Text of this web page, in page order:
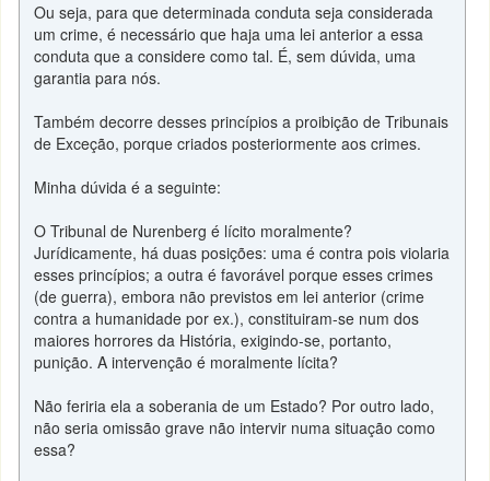
Ou seja, para que determinada conduta seja considerada
um crime, é necessário que haja uma lei anterior a essa
conduta que a considere como tal. É, sem dúvida, uma
garantia para nós.
Também decorre desses princípios a proibição de Tribunais
de Exceção, porque criados posteriormente aos crimes.
Minha dúvida é a seguinte:
O Tribunal de Nurenberg é lícito moralmente?
Jurídicamente, há duas posições: uma é contra pois violaria
esses princípios; a outra é favorável porque esses crimes
(de guerra), embora não previstos em lei anterior (crime
contra a humanidade por ex.), constituiram-se num dos
maiores horrores da História, exigindo-se, portanto,
punição. A intervenção é moralmente lícita?
Não feriria ela a soberania de um Estado? Por outro lado,
não seria omissão grave não intervir numa situação como
essa?